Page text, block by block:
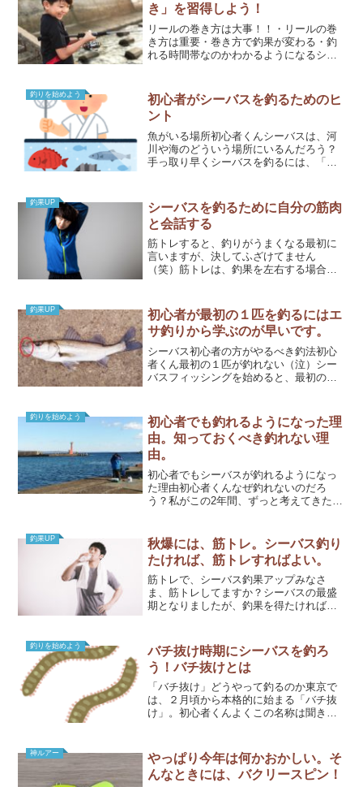
き」を習得しよう！
リールの巻き方は大事！！・リールの巻
き方は重要・巻き方で釣果が変わる・釣
れる時間帯なのかわかるようになるシー
巻くだけです。アクションはつけなくて
も釣れます。「ただ巻き」...
釣りを始めよう
初心者がシーバスを釣るためのヒ
ント
魚がいる場所初心者くんシーバスは、河
川や海のどういう場所にいるんだろう？
手っ取り早くシーバスを釣るには、「エ
が釣れたりします。あの岩陰に投げた
ら、けっこう毎回釣れるとい...
釣果UP
シーバスを釣るために自分の筋肉
と会話する
筋トレすると、釣りがうまくなる最初に
言いますが、決してふざけてません
（笑）筋トレは、釣果を左右する場合が
らない。なら、やらない手はないのだ。
この記事を読んで、レッツマッ...
釣果UP
初心者が最初の１匹を釣るにはエ
サ釣りから学ぶのが早いです。
シーバス初心者の方がやるべき釣法初心
者くん最初の１匹が釣れない（泣）シー
バスフィッシングを始めると、最初の１
心折れました。１年もの期間釣れないこ
とは、なかなか無いと思い...
釣りを始めよう
初心者でも釣れるようになった理
由。知っておくべき釣れない理
由。
初心者でもシーバスが釣れるようになっ
た理由初心者くんなぜ釣れないのだろ
う？私がこの2年間、ずっと考えてきたこ
ったのか書きたいと思います。2018年の
冬にシーバス釣りを始...
釣果UP
秋爆には、筋トレ。シーバス釣り
たければ、筋トレすればよい。
筋トレで、シーバス釣果アップみなさ
ま、筋トレしてますか？シーバスの最盛
期となりましたが、釣果を得たければ筋
盛期には、上半身を鍛えることがオスス
メなんです。混むときは、キ...
釣りを始めよう
バチ抜け時期にシーバスを釣ろ
う！バチ抜けとは
「バチ抜け」どうやって釣るのか東京で
は、２月頃から本格的に始まる「バチ抜
け」。初心者くんよくこの名称は聞きま
す。ルアーを選ぶだけで、釣れる可能性
をグッと引き上げるコツがあ...
神ルアー
やっぱり今年は何かおかしい。そ
んなときには、バクリースピン！